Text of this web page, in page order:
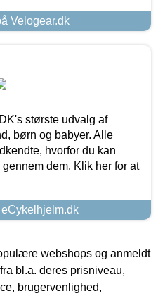
Velogear.dk
største udvalg af
børn og babyer. Alle
hvorfor du kan
dem. Klik her for at
webshops og anmeldt
bl.a. deres prisniveau,
brugervenlighed,